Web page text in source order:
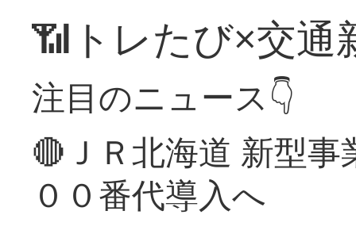
📶トレたび×交通
注目のニュース👇
🔴ＪＲ北海道 新型
００番代導入へ